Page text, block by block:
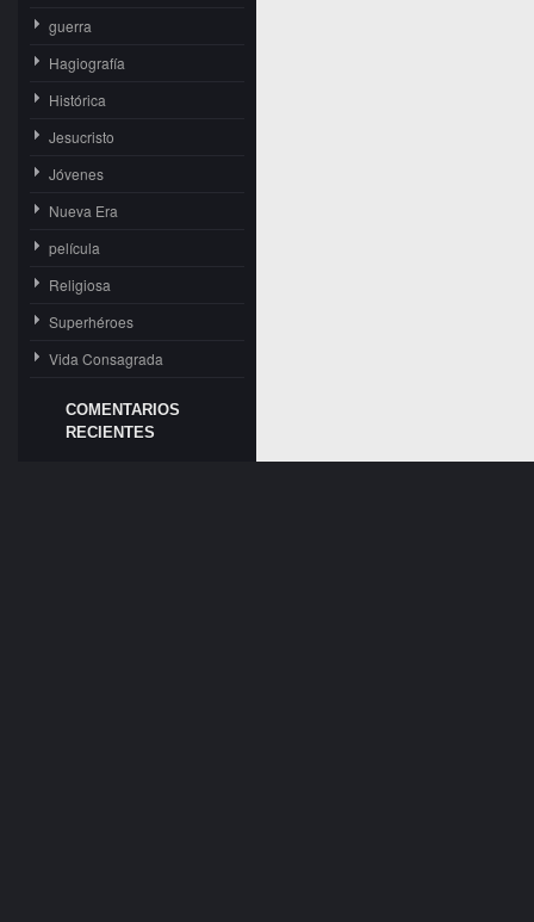
guerra
Hagiografía
Histórica
Jesucristo
Jóvenes
Nueva Era
película
Religiosa
Superhéroes
Vida Consagrada
COMENTARIOS
RECIENTES